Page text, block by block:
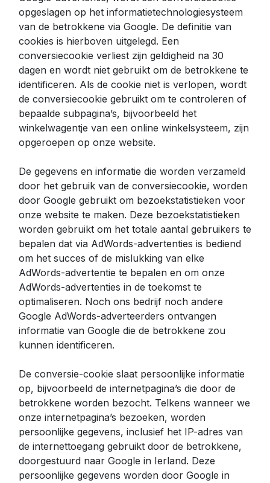
opgeslagen op het informatietechnologiesysteem
van de betrokkene via Google. De definitie van
cookies is hierboven uitgelegd. Een
conversiecookie verliest zijn geldigheid na 30
dagen en wordt niet gebruikt om de betrokkene te
identificeren. Als de cookie niet is verlopen, wordt
de conversiecookie gebruikt om te controleren of
bepaalde subpagina’s, bijvoorbeeld het
winkelwagentje van een online winkelsysteem, zijn
opgeroepen op onze website.
De gegevens en informatie die worden verzameld
door het gebruik van de conversiecookie, worden
door Google gebruikt om bezoekstatistieken voor
onze website te maken. Deze bezoekstatistieken
worden gebruikt om het totale aantal gebruikers te
bepalen dat via AdWords-advertenties is bediend
om het succes of de mislukking van elke
AdWords-advertentie te bepalen en om onze
AdWords-advertenties in de toekomst te
optimaliseren. Noch ons bedrijf noch andere
Google AdWords-adverteerders ontvangen
informatie van Google die de betrokkene zou
kunnen identificeren.
De conversie-cookie slaat persoonlijke informatie
op, bijvoorbeeld de internetpagina’s die door de
betrokkene worden bezocht. Telkens wanneer we
onze internetpagina’s bezoeken, worden
persoonlijke gegevens, inclusief het IP-adres van
de internettoegang gebruikt door de betrokkene,
doorgestuurd naar Google in Ierland. Deze
persoonlijke gegevens worden door Google in